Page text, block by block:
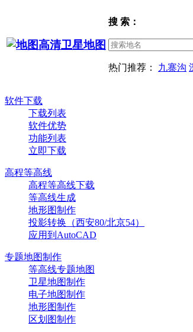
搜 索：
热门推荐： 九寨沟
软件下载
下载列表
软件优势
功能列表
立即下载
高程等高线
高程等高线下载
等高线生成
地形图制作
投影转换（西安80/北京54）
应用到AutoCAD
专题地图制作
等高线专题地图
卫星地图制作
电子地图制作
地形图制作
区划图制作